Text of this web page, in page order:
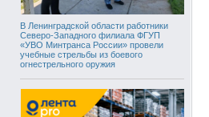
В Ленинградской области работники
Северо-Западного филиала ФГУП
«УВО Минтранса России» провели
учебные стрельбы из боевого
огнестрельного оружия